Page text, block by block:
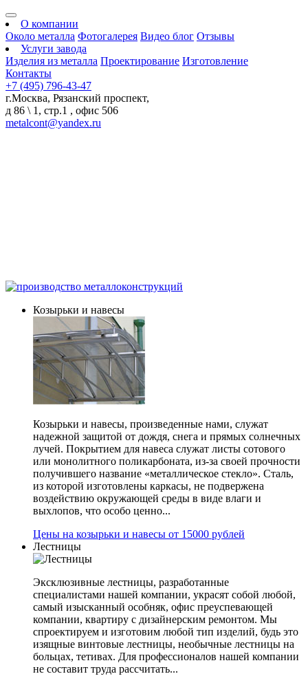
О компании
Около металла Фотогалерея Видео блог Отзывы
Услуги завода
Изделия из металла Проектирование Изготовление
Контакты
+7 (495) 796-43-47
г.Москва, Рязанский проспект,
д 86 \ 1, стр.1 , офис 506
metalcont@yandex.ru
Козырьки и навесы
Козырьки и навесы, произведенные нами, служат
надежной защитой от дождя, снега и прямых солнечных
лучей. Покрытием для навеса служат листы сотового
или монолитного поликарбоната, из-за своей прочности
получившего название «металлическое стекло». Сталь,
из которой изготовлены каркасы, не подвержена
воздействию окружающей среды в виде влаги и
выхлопов, что особо ценно...
Цены на козырьки и навесы от 15000 рублей
Лестницы
Эксклюзивные лестницы, разработанные
специалистами нашей компании, украсят собой любой,
самый изысканный особняк, офис преуспевающей
компании, квартиру с дизайнерским ремонтом. Мы
спроектируем и изготовим любой тип изделий, будь это
изящные винтовые лестницы, необычные лестницы на
больцах, тетивах. Для профессионалов нашей компании
не составит труда рассчитать...